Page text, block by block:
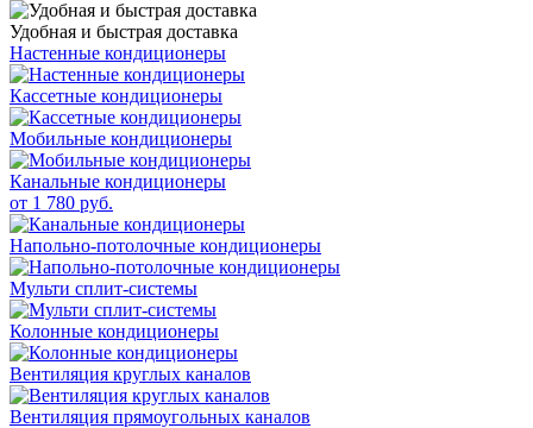
Удобная и быстрая доставка
Настенные кондиционеры
Кассетные кондиционеры
Мобильные кондиционеры
Канальные кондиционеры
от 1 780 руб.
Напольно-потолочные кондиционеры
Мульти сплит-системы
Колонные кондиционеры
Вентиляция круглых каналов
Вентиляция прямоугольных каналов